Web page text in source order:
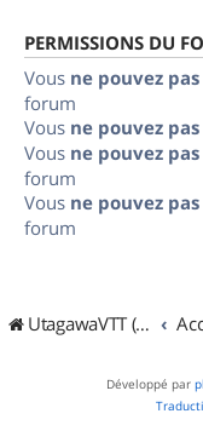
PERMISSIONS DU
Vous ne pouvez pas
forum
Vous ne pouvez pas
Vous ne pouvez pas
forum
Vous ne pouvez pas
forum
UtagawaVTT (Randos VTT et VTTAE avec traces GPS)
Développé par